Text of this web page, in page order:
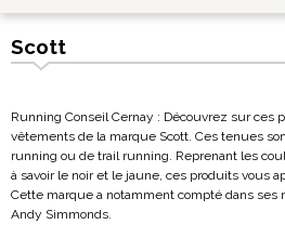
Scott
Running Conseil Cernay : Découvrez sur ces
vêtements de la marque Scott. Ces tenues
running ou de trail running. Reprenant les
à savoir le noir et le jaune, ces produits vous
Cette marque a notamment compté dans ses
Andy Simmonds.